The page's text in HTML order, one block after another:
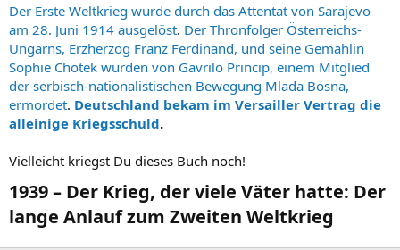
Der Erste Weltkrieg wurde durch das Attentat von Sarajevo
am 28. Juni 1914 ausgelöst. Der Thronfolger Österreichs-
Ungarns, Erzherzog Franz Ferdinand, und seine Gemahlin
Sophie Chotek wurden von Gavrilo Princip, einem Mitglied
der serbisch-nationalistischen Bewegung Mlada Bosna,
ermordet. Deutschland bekam im Versailler Vertrag die
alleinige Kriegsschuld.
Vielleicht kriegst Du dieses Buch noch!
1939 – Der Krieg, der viele Väter hatte: Der
lange Anlauf zum Zweiten Weltkrieg​